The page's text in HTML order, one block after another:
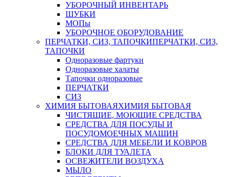
УБОРОЧНЫЙ ИНВЕНТАРЬ
ШУБКИ
МОПы
УБОРОЧНОЕ ОБОРУДОВАНИЕ
ПЕРЧАТКИ, СИЗ, ТАПОЧКИПЕРЧАТКИ, СИЗ,
ТАПОЧКИ
Одноразовые фартуки
Одноразовые халаты
Тапочки одноразовые
ПЕРЧАТКИ
СИЗ
ХИМИЯ БЫТОВАЯХИМИЯ БЫТОВАЯ
ЧИСТЯЩИЕ, МОЮЩИЕ СРЕДСТВА
СРЕДСТВА ДЛЯ ПОСУДЫ И
ПОСУДОМОЕЧНЫХ МАШИН
СРЕДСТВА ДЛЯ МЕБЕЛИ И КОВРОВ
БЛОКИ ДЛЯ ТУАЛЕТА
ОСВЕЖИТЕЛИ ВОЗДУХА
МЫЛО